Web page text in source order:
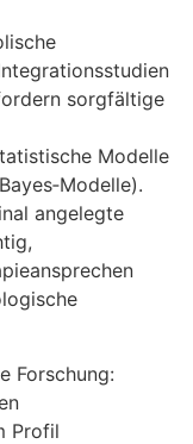
sorgfältige
Modelle
angelegte
Forschung:
Profil